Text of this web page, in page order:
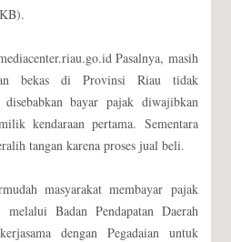
Pasalnya, masih
bekas di Provinsi Riau tidak
bayar pajak diwajibkan
kendaraan pertama. Sementara
tangan karena proses jual beli.
masyarakat membayar pajak
Badan Pendapatan Daerah
dengan Pegadaian untuk